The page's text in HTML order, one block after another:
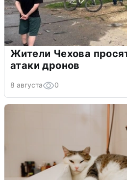
Жители Чехова
атаки дронов
8 августа 0